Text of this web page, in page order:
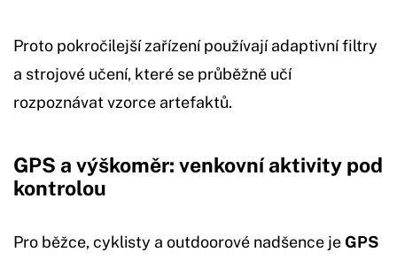
Proto pokročilejší zařízení používají adaptivní filtry
a strojové učení, které se průběžně učí
rozpoznávat vzorce artefaktů.
GPS a výškoměr: venkovní aktivity pod
kontrolou
Pro běžce, cyklisty a outdoorové nadšence jeGPS